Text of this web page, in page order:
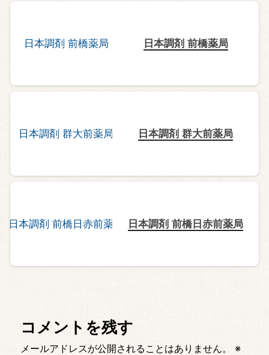
日本調剤 前橋薬局
日本調剤 群大前薬局
日本調剤 前橋日赤前薬局
コメントを残す
メールアドレスが公開されることはありません。
※